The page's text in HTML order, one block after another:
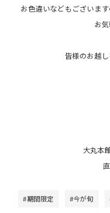
お色違いなどもございま
お
皆様のお越
大丸本
#期間限定 #今が旬